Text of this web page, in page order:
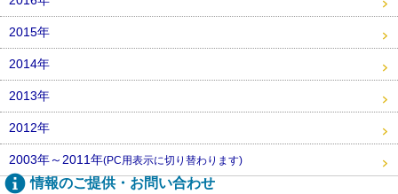
2015年
2014年
2013年
2012年
2003年～2011年(PC用表示に切り替わります)
情報のご提供・お問い合わせ